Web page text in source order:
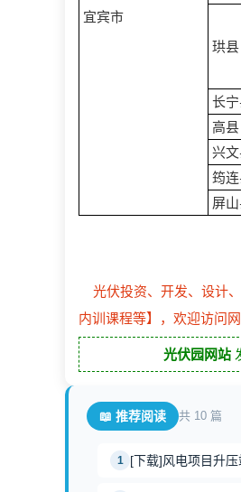
宜宾市
珙县
长
高县
兴
筠
屏
光伏投资、开发、设计
内训课程等】，欢迎访问
光伏园网站
📖 推荐阅读 共 10 篇
1 [下载]风电项目升